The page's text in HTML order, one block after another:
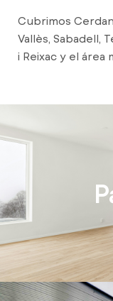
Cubrimos
Vallès, Sabadell,
i Reixac y el área